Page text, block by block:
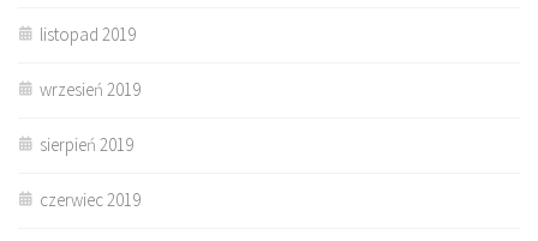
listopad 2019
wrzesień 2019
sierpień 2019
czerwiec 2019